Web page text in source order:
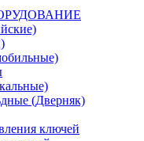
(Дверняк)
ключей